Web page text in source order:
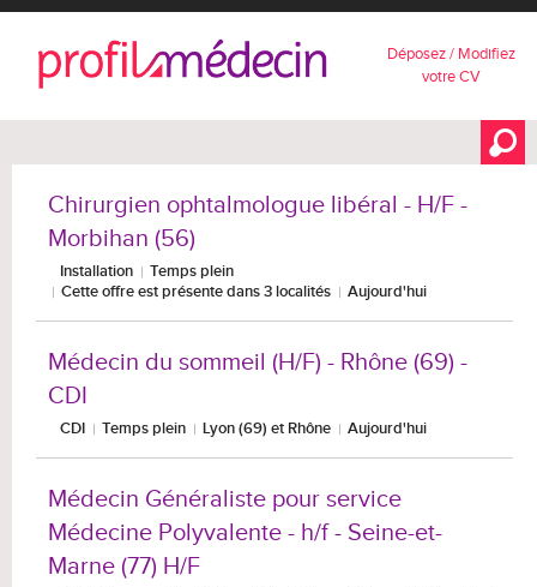
Déposez / Modifiez
votre CV
Chirurgien ophtalmologue libéral - H/F -
Morbihan (56)
Installation
Temps plein
Cette offre est présente dans 3 localités
Aujourd'hui
Médecin du sommeil (H/F) - Rhône (69) -
CDI
CDI Temps plein Lyon (69) et Rhône Aujourd'hui
Médecin Généraliste pour service
Médecine Polyvalente - h/f - Seine-et-
Marne (77) H/F